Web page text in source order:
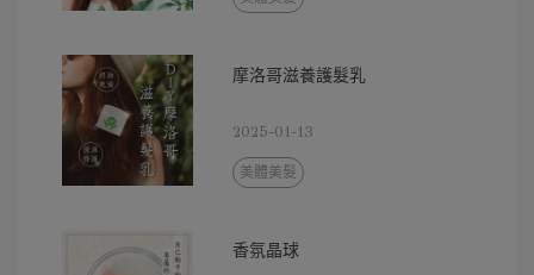
摩洛哥滋養護髮乳
2025-01-13
美體美髮
香氛晶球